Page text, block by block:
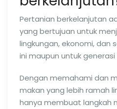
Pertanian berkelanjutan
yang bertujuan untuk
lingkungan, ekonomi, dan
ini maupun untuk
Dengan memahami dan
makan yang lebih ramah
hanya membuat langkah